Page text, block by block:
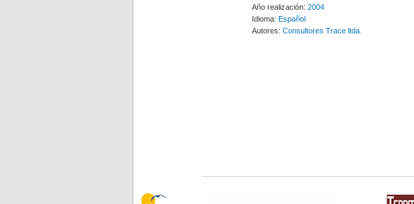
Año realización: 2004
Idioma: Español
Autores: Consultores Trace ltda.